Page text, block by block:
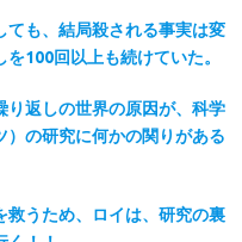
ても、結局殺される事実は変
100回以上も続けていた。
り返しの世界の原因が、科学
の研究に何かの関りがある
救うため、ロイは、研究の裏